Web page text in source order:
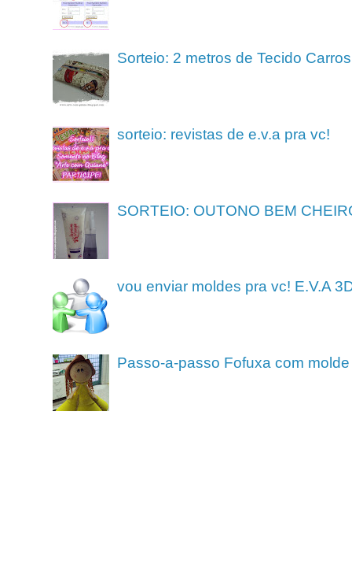
Sorteio: 2 metros de Tecido Carros
sorteio: revistas de e.v.a pra vc!
SORTEIO: OUTONO BEM
vou enviar moldes pra vc! E.V.A
Passo-a-passo Fofuxa com molde